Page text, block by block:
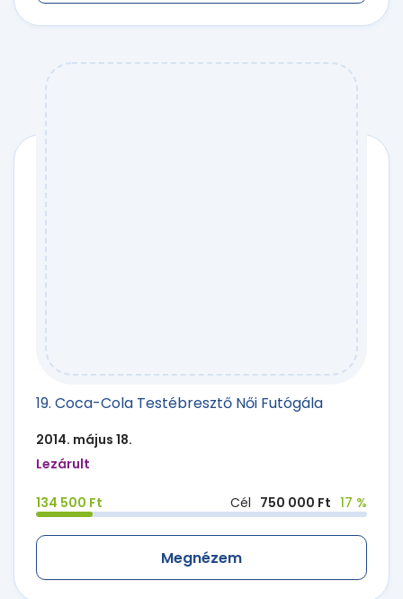
19. Coca-Cola Testébresztő Női Futógála
2014. május 18.
Lezárult
134 500 Ft Cél 750 000 Ft 17 %
Megnézem